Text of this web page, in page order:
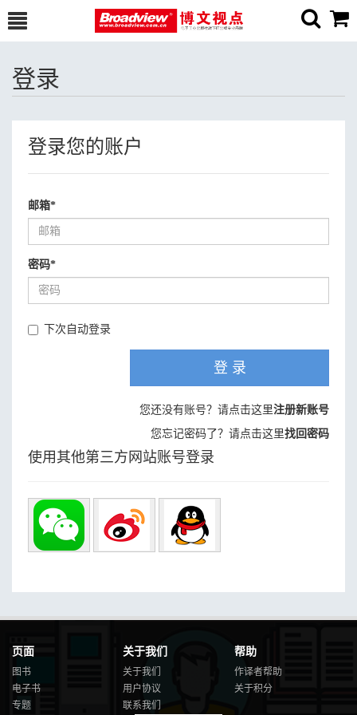
登录
登录您的账户
邮箱*
密码*
下次自动登录
登 录
您还没有账号？请点击这里注册新账号
您忘记密码了？请点击这里找回密码
使用其他第三方网站账号登录
页面
图书
电子书
专题
关于我们
关于我们
用户协议
联系我们
帮助
作译者帮助
关于积分